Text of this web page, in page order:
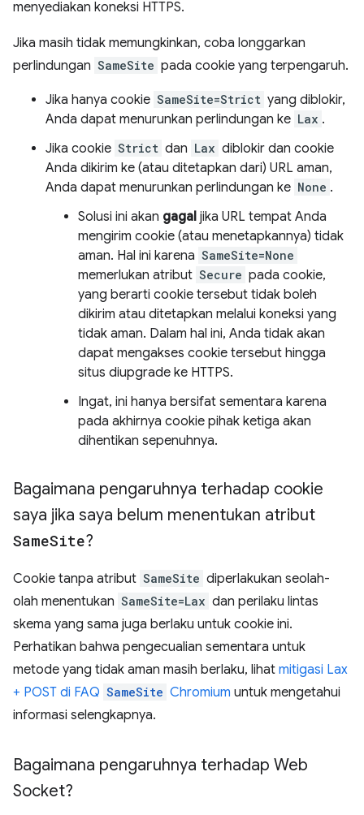
menyediakan koneksi HTTPS.
Jika masih tidak memungkinkan, coba longgarkan
perlindungan SameSite pada cookie yang terpengaruh.
Jika hanya cookie SameSite=Strict yang diblokir,
Anda dapat menurunkan perlindungan ke Lax .
Jika cookie Strict dan Lax diblokir dan cookie
Anda dikirim ke (atau ditetapkan dari) URL aman,
Anda dapat menurunkan perlindungan ke None .
Solusi ini akan gagal jika URL tempat Anda
mengirim cookie (atau menetapkannya) tidak
aman. Hal ini karena SameSite=None
memerlukan atribut Secure pada cookie,
yang berarti cookie tersebut tidak boleh
dikirim atau ditetapkan melalui koneksi yang
tidak aman. Dalam hal ini, Anda tidak akan
dapat mengakses cookie tersebut hingga
situs diupgrade ke HTTPS.
Ingat, ini hanya bersifat sementara karena
pada akhirnya cookie pihak ketiga akan
dihentikan sepenuhnya.
Bagaimana pengaruhnya terhadap cookie
saya jika saya belum menentukan atribut
SameSite?
Cookie tanpa atribut SameSite diperlakukan seolah-
olah menentukan SameSite=Lax dan perilaku lintas
skema yang sama juga berlaku untuk cookie ini.
Perhatikan bahwa pengecualian sementara untuk
metode yang tidak aman masih berlaku, lihat mitigasi Lax
+ POST di FAQ SameSite Chromium untuk mengetahui
informasi selengkapnya.
Bagaimana pengaruhnya terhadap Web
Socket?